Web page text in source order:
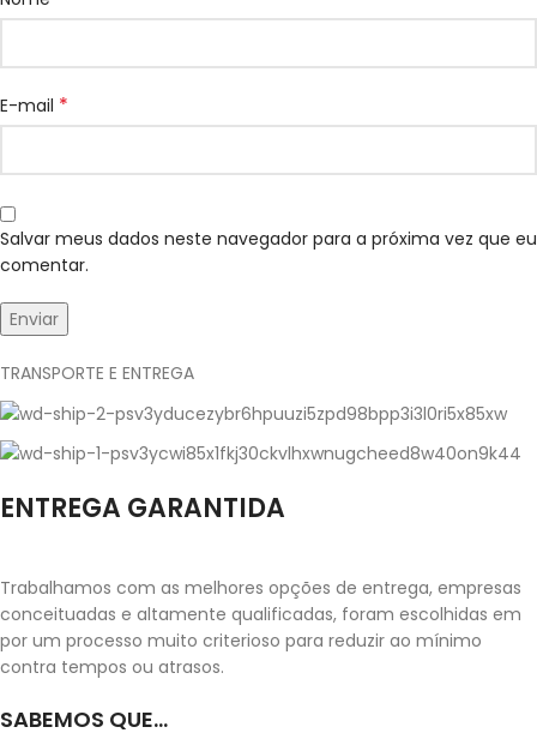
E-mail *
Salvar meus dados neste navegador para a próxima vez que eu
comentar.
TRANSPORTE E ENTREGA
ENTREGA GARANTIDA
Trabalhamos com as melhores opções de entrega, empresas
conceituadas e altamente qualificadas, foram escolhidas em
por um processo muito criterioso para reduzir ao mínimo
contra tempos ou atrasos.
SABEMOS QUE...